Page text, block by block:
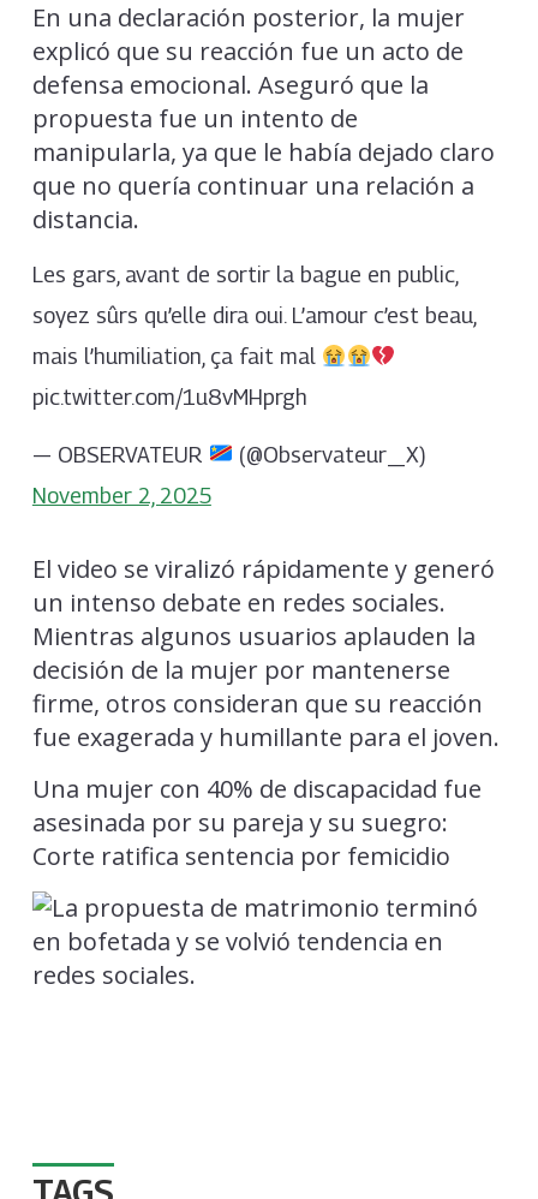
En una declaración posterior, la mujer
explicó que su reacción fue un acto de
defensa emocional. Aseguró que la
propuesta fue un intento de
manipularla, ya que le había dejado claro
que no quería continuar una relación a
distancia.
Les gars, avant de sortir la bague en public,
soyez sûrs qu’elle dira oui. L’amour c’est beau,
mais l’humiliation, ça fait mal
pic.twitter.com/1u8vMHprgh
— OBSERVATEUR
(@Observateur_X)
November 2, 2025
El video se viralizó rápidamente y generó
un intenso debate en redes sociales.
Mientras algunos usuarios aplauden la
decisión de la mujer por mantenerse
firme, otros consideran que su reacción
fue exagerada y humillante para el joven.
Una mujer con 40% de discapacidad fue
asesinada por su pareja y su suegro:
Corte ratifica sentencia por femicidio
TAGS